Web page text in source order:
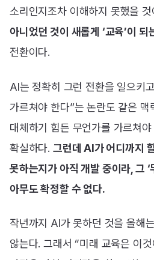
소리인지조차 이해하지 못했을
아니었던 것이 새롭게 ‘교육’이 되
전환이다.
AI는 정확히 그런 전환을 일으키
가르쳐야 한다”는 논란도 같은
대체하기 힘든 무언가를 가르쳐
확실하다. 그런데 AI가 어디까지
못하는지가 아직 개발 중이라, 그
아무도 확정할 수 없다.
작년까지 AI가 못하던 것을 올해
않는다. 그래서 “미래 교육은 이